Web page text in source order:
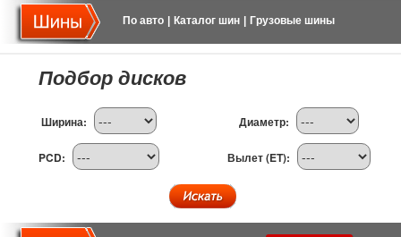
По авто Каталог шин Грузовые шины
Подбор дисков
Ширина: Диаметр:
PCD: Вылет (ET):